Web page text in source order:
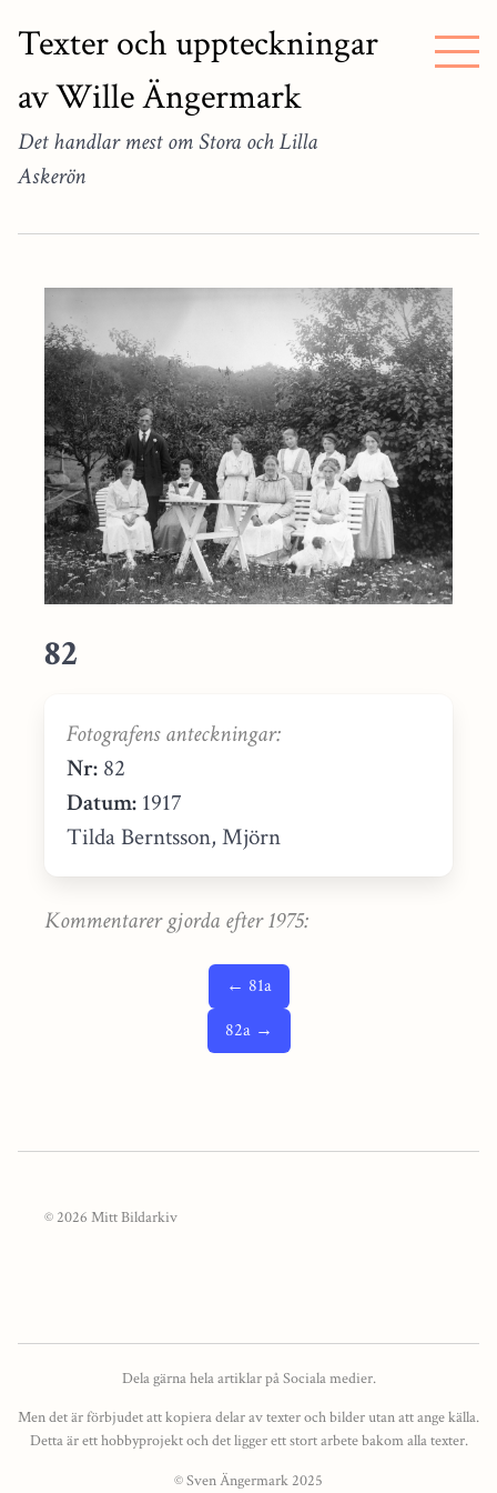
Texter och uppteckningar
av Wille Ängermark
Det handlar mest om Stora och Lilla
Askerön
82
Fotografens anteckningar:
Nr: 82
Datum: 1917
Tilda Berntsson, Mjörn
Kommentarer gjorda efter 1975:
← 81a
82a →
© 2026 Mitt Bildarkiv
Dela gärna hela artiklar på Sociala medier.
Men det är förbjudet att kopiera delar av texter och bilder utan att ange källa.
Detta är ett hobbyprojekt och det ligger ett stort arbete bakom alla texter.
© Sven Ängermark 2025